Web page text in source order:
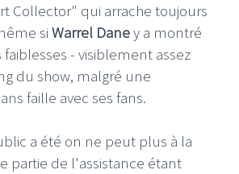
Collector" qui arrache toujours
si Warrel Daney a montré
- visiblement assez
du show, malgré une
faille avec ses fans.
a été on ne peut plus à la
partie de l'assistance étant